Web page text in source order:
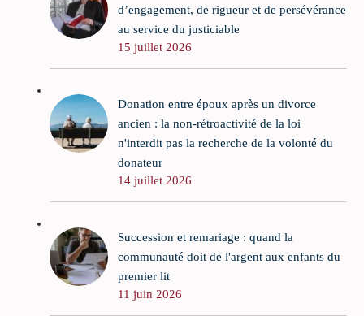
d’engagement, de rigueur et de persévérance
au service du justiciable
15 juillet 2026
Donation entre époux après un divorce
ancien : la non-rétroactivité de la loi
n'interdit pas la recherche de la volonté du
donateur
14 juillet 2026
Succession et remariage : quand la
communauté doit de l'argent aux enfants du
premier lit
11 juin 2026